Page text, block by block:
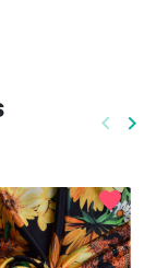
keyboard_arrow_left keyboard_arrow_right
favorite